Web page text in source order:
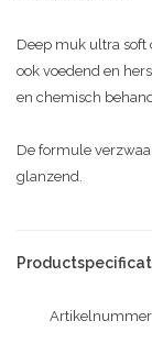
Deep muk ultra soft
ook voedend en
en chemisch
De formule
glanzend.
Artikelnummer